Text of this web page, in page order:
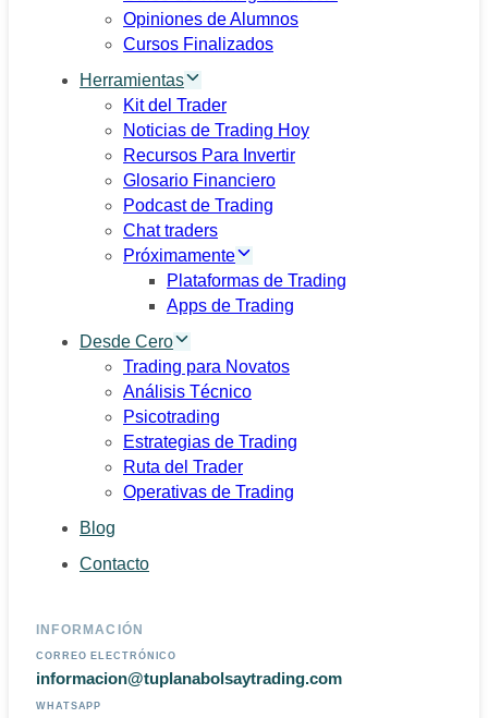
Opiniones de Alumnos
Cursos Finalizados
Herramientas
Kit del Trader
Noticias de Trading Hoy
Recursos Para Invertir
Glosario Financiero
Podcast de Trading
Chat traders
Próximamente
Plataformas de Trading
Apps de Trading
Desde Cero
Trading para Novatos
Análisis Técnico
Psicotrading
Estrategias de Trading
Ruta del Trader
Operativas de Trading
Blog
Contacto
INFORMACIÓN
CORREO ELECTRÓNICO
informacion@tuplanabolsaytrading.com
WHATSAPP